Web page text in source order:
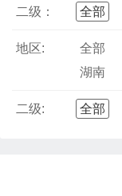
二级： 全部
地区: 全部
湖南
二级: 全部